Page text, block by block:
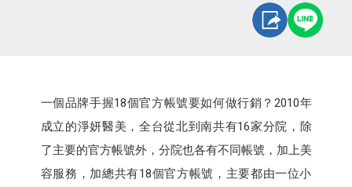
一個品牌手握18個官方帳號要如何做行銷？2010年
成立的淨妍醫美，全台從北到南共有16家分院，除
了主要的官方帳號外，分院也各有不同帳號，加上美
容服務，加總共有18個官方帳號，主要都由一位小